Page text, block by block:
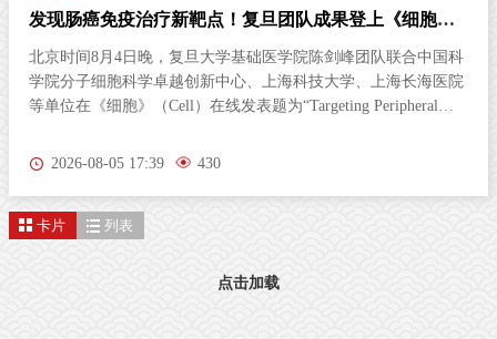
发现肠癌免疫治疗新靶点！复旦团队成果登上《细胞》
杂志
北京时间8月4日晚，复旦大学基础医学院陈剑峰团队联合中国科
学院分子细胞科学卓越创新中心、上海科技大学、上海长海医院
等单位在《细胞》（Cell）在线发表题为“Targeting Peripheral
向外周5-HT2AR增强结直肠癌抗肿瘤免疫）”的研究论文。这项
5-HT2AR，能够开启肠道神经与免疫细胞之间的“神秘对话”，唤
升结直肠癌的治疗效果。该发现为结直肠癌的临床治疗提供了新
2026-08-05 17:39 430
卡片 列表
点击加载